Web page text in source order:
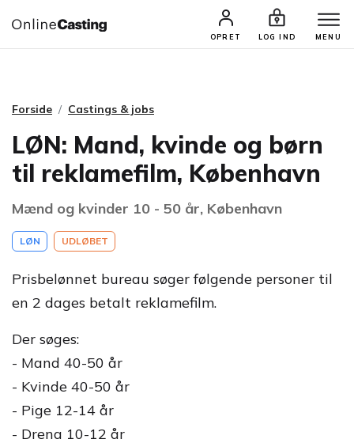
OPRET LOG IND MENU
CASTINGS & JOBS SØG PROFIL
Forside Castings & jobs
LØN: Mand, kvinde og børn
til reklamefilm, København
Mænd og kvinder 10 - 50 år, København
LØN UDLØBET
Prisbelønnet bureau søger følgende personer til
en 2 dages betalt reklamefilm.
Der søges:
- Mand 40-50 år
- Kvinde 40-50 år
- Pige 12-14 år
- Dreng 10-12 år